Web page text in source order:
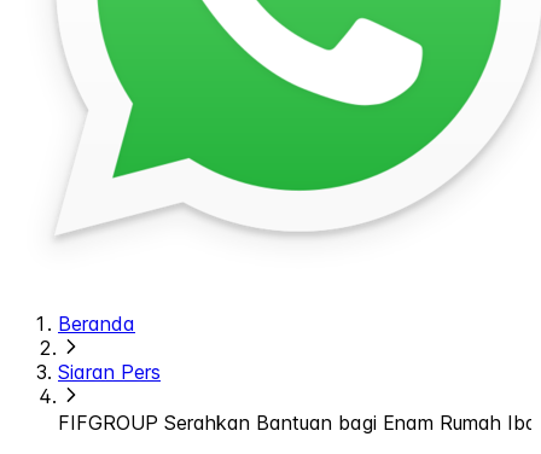
Beranda
Siaran Pers
FIFGROUP Serahkan Bantuan bagi Enam Rumah